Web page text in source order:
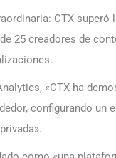
CTX
25 creadores de
«CTX ha
configurando un